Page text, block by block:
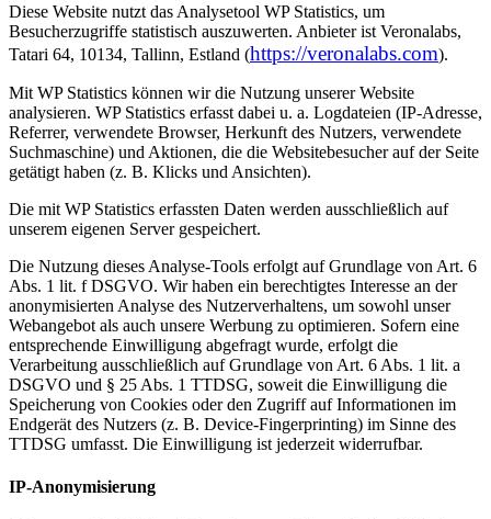
Diese Website nutzt das Analysetool WP Statistics, um
Besucherzugriffe statistisch auszuwerten. Anbieter ist Veronalabs,
Tatari 64, 10134, Tallinn, Estland (https://veronalabs.com).
Mit WP Statistics können wir die Nutzung unserer Website
analysieren. WP Statistics erfasst dabei u. a. Logdateien (IP-Adresse,
Referrer, verwendete Browser, Herkunft des Nutzers, verwendete
Suchmaschine) und Aktionen, die die Websitebesucher auf der Seite
getätigt haben (z. B. Klicks und Ansichten).
Die mit WP Statistics erfassten Daten werden ausschließlich auf
unserem eigenen Server gespeichert.
Die Nutzung dieses Analyse-Tools erfolgt auf Grundlage von Art. 6
Abs. 1 lit. f DSGVO. Wir haben ein berechtigtes Interesse an der
anonymisierten Analyse des Nutzerverhaltens, um sowohl unser
Webangebot als auch unsere Werbung zu optimieren. Sofern eine
entsprechende Einwilligung abgefragt wurde, erfolgt die
Verarbeitung ausschließlich auf Grundlage von Art. 6 Abs. 1 lit. a
DSGVO und § 25 Abs. 1 TTDSG, soweit die Einwilligung die
Speicherung von Cookies oder den Zugriff auf Informationen im
Endgerät des Nutzers (z. B. Device-Fingerprinting) im Sinne des
TTDSG umfasst. Die Einwilligung ist jederzeit widerrufbar.
IP-Anonymisierung